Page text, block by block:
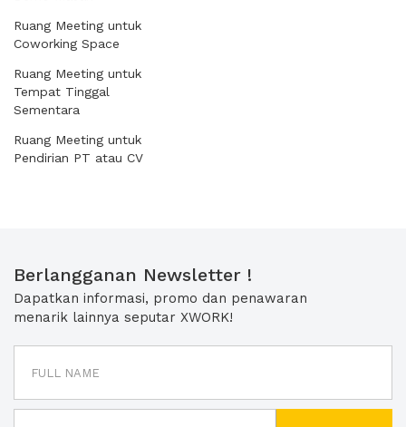
Ruang Meeting untuk
Coworking Space
Ruang Meeting untuk
Tempat Tinggal
Sementara
Ruang Meeting untuk
Pendirian PT atau CV
Berlangganan Newsletter !
Dapatkan informasi, promo dan penawaran
menarik lainnya seputar XWORK!